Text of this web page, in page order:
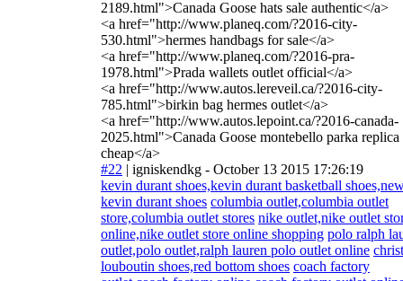
2189.html">Canada Goose hats sale authentic</a>
<a href="http://www.planeq.com/?2016-city-
530.html">hermes handbags for sale</a>
<a href="http://www.planeq.com/?2016-pra-
1978.html">Prada wallets outlet official</a>
<a href="http://www.autos.lereveil.ca/?2016-city-
785.html">birkin bag hermes outlet</a>
<a href="http://www.autos.lepoint.ca/?2016-canada-
2025.html">Canada Goose montebello parka replica
cheap</a>
#22 | igniskendkg - October 13 2015 17:26:19
kevin durant shoes,kevin durant basketball
kevin durant shoes columbia outlet,columbia outlet
store,columbia outlet stores nike outlet,nike outlet
online,nike outlet store online shopping polo ralph
outlet,polo outlet,ralph lauren polo outlet online
louboutin shoes,red bottom shoes coach factory